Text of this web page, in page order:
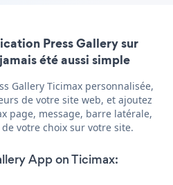
Press Gallery sur
été aussi simple
Gallery Ticimax personnalisée,
de votre site web, et ajoutez
page, message, barre latérale,
votre choix sur votre site.
App on Ticimax: